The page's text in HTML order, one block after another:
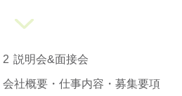
2 説明会&面接会
会社概要・仕事内容・募集要項